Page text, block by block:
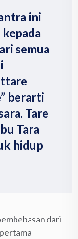
ini
kepada
semua
berarti
Tare
Tara
hidup
dari